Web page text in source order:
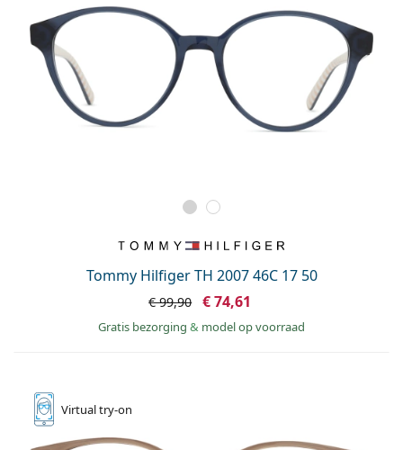
Tommy Hilfiger TH 2007 46C 17 50
€ 99,90 € 74,61
Gratis bezorging & model op voorraad
Virtualtry-on